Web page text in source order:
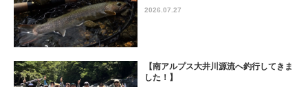
2026.07.27
【南アルプス大井川源流へ釣行してきま
した！】